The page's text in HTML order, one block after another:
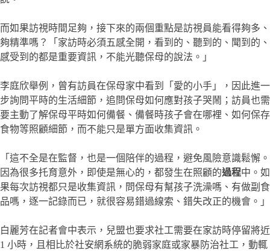
而如果訪視時間足夠，接下來的兩個重點是訪視員能看得夠多、
夠精準嗎？「家訪時必須五感全開，看到的、聽到的、聞到的、
感受到的都是重要資訊，不能光聽保母的說法。」
李庭欣舉例，曾有訪員在保母家中看到「愛的小手」，因此進一
步詢問平時的生活細節，追問保母如何應對孩子哭鬧；訪員也需
要主動了解保母平時如何備餐、備餐時孩子會在哪裡、如何保存
食物等照顧細節，而不能只是單方面收集資訊。
「這不全是在監督，也是一個陪伴的過程，避免風險意識鬆懈。
因為很多托育意外，即使是無心的，都發生在照顧的過程中。如
果每次訪視都只是收集資訊，問保母有幫孩子洗澡嗎、有做副食
品嗎，逐一記錄而已，就很容易錯過線索、錯失改正的機會。」
白麗芳在記者會中表示，兒盟也要求社工需要在家訪時停留將近
1 小時，且相比於社安網系統的脆弱家庭或家暴防治社工，動輒